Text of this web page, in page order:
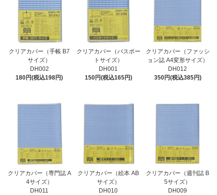
クリアカバー（手帳 B7
サイズ）
DH002
180円(税込198円)
クリアカバー（パスポー
トサイズ）
DH001
150円(税込165円)
クリアカバー（ファッシ
ョン誌 A4変形サイズ）
DH012
350円(税込385円)
クリアカバー（専門誌 A
4サイズ）
DH011
クリアカバー（絵本 AB
サイズ）
DH010
クリアカバー（週刊誌 B
5サイズ）
DH009